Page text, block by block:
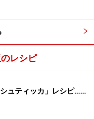
リルする。
する(レモングラスに
野菜、青じそ、バジ
レシピ
ュティッカ」レシピ……